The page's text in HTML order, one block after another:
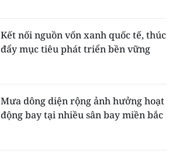
Kết nối nguồn vốn xanh quốc tế, thúc
đẩy mục tiêu phát triển bền vững
Mưa dông diện rộng ảnh hưởng hoạt
động bay tại nhiều sân bay miền bắc